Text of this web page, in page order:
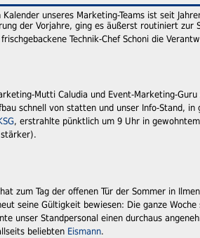
unseres Marketing-Teams ist seit
der Vorjahre, ging es äußerst routiniert zur
Technik-Chef Schoni die
Mutti Caludia und Event-Marketing-
schnell von statten und unser Info-Stand, in
, erstrahlte pünktlich um 9 Uhr in
zum Tag der offenen Tür der Sommer in
seine Gültigkeit bewiesen: Die ganze
unser Standpersonal einen durchaus
beliebten Eismann.